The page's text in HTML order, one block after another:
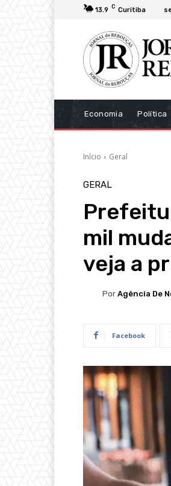
13.9 C Curitiba
Economia Política
Início Geral
GERAL
mil
veja a
Por Agência De
Facebook